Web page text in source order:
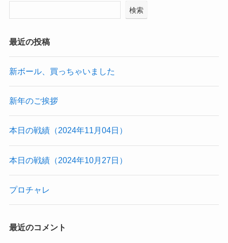
検索
最近の投稿
新ボール、買っちゃいました
新年のご挨拶
本日の戦績（2024年11月04日）
本日の戦績（2024年10月27日）
プロチャレ
最近のコメント